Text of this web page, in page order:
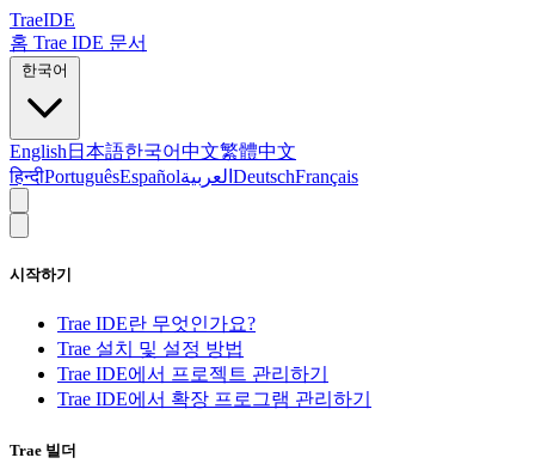
TraeIDE
홈 Trae IDE 문서
한국어
English 日本語한국어中文繁體中文
हिन्दीPortuguêsEspañolالعربية DeutschFrançais
시작하기
Trae IDE란 무엇인가요?
Trae 설치 및 설정 방법
Trae IDE에서 프로젝트 관리하기
Trae IDE에서 확장 프로그램 관리하기
Trae 빌더